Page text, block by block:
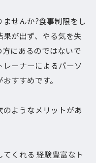
せんか?食事制限をし
が出ず、やる気を失
にあるのではないで
ーナーによるパーソ
すすめです。
ようなメリットがあ
くれる 経験豊富なト